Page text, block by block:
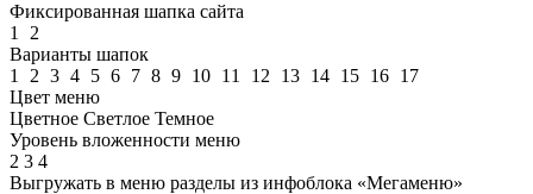
Фиксированная шапка сайта
1
2
Варианты шапок
1
2 3 4 5 6 7 8 9 10 11 12 13 14 15 16 17
Цвет меню
Цветное Светлое Темное
Уровень вложенности меню
2 3 4
Выгружать в меню разделы из инфоблока «Мегаменю»